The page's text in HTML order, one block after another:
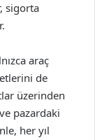
sigorta
araç
de
üzerinden
pazardaki
her yıl